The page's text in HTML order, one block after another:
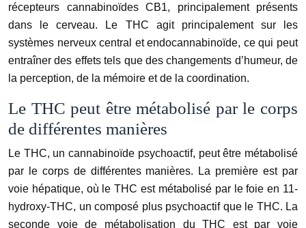
récepteurs cannabinoïdes CB1, principalement présents
dans le cerveau. Le THC agit principalement sur les
systèmes nerveux central et endocannabinoïde, ce qui peut
entraîner des effets tels que des changements d’humeur, de
la perception, de la mémoire et de la coordination.
Le THC peut être métabolisé par le corps
de différentes manières
Le THC, un cannabinoïde psychoactif, peut être métabolisé
par le corps de différentes manières. La première est par
voie hépatique, où le THC est métabolisé par le foie en 11-
hydroxy-THC, un composé plus psychoactif que le THC. La
seconde voie de métabolisation du THC est par voie